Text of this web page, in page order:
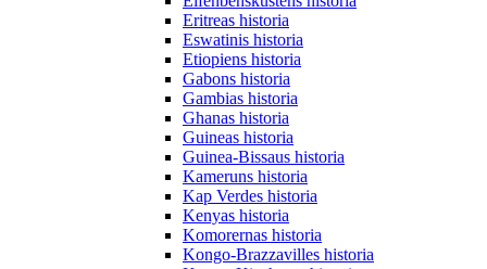
Eritreas historia
Eswatinis historia
Etiopiens historia
Gabons historia
Gambias historia
Ghanas historia
Guineas historia
Guinea-Bissaus historia
Kameruns historia
Kap Verdes historia
Kenyas historia
Komorernas historia
Kongo-Brazzavilles historia